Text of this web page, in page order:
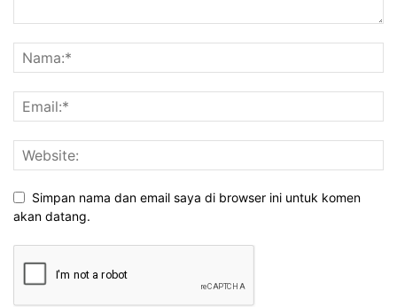
Simpan nama dan email saya di browser ini untuk komen
akan datang.